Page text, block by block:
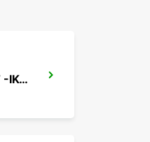
FRANKFURT 24H OPEN EAST -IKC-